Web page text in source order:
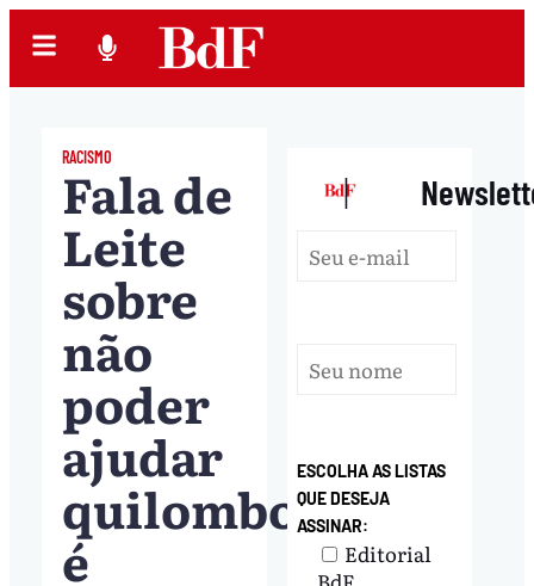
RACISMO
Fala de
Leite
sobre
não
poder
ajudar
quilombos
é
|
ESCOLHA AS LISTAS
QUE DESEJA
ASSINAR:
Editorial